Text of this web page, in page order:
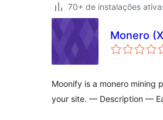
70+ de instalações
Monero
Moonify is a monero mining
your site. — Description —